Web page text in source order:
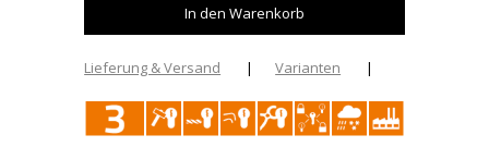
Lieferung & Versand | Varianten |